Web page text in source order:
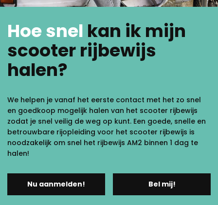
Hoe snel kan ik mijn
scooter rijbewijs
halen?
We helpen je vanaf het eerste contact met het zo snel
en goedkoop mogelijk halen van het scooter rijbewijs
zodat je snel veilig de weg op kunt. Een goede, snelle en
betrouwbare rijopleiding voor het scooter rijbewijs is
noodzakelijk om snel het rijbewijs AM2 binnen 1 dag te
halen!
Nu aanmelden! Bel mij!